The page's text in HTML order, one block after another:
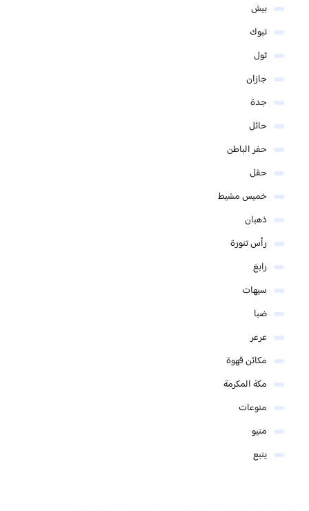
بيش
تبوك
ثول
جازان
جدة
حائل
حفر الباطن
حقل
خميس مشيط
ذهبان
رأس تنورة
رابغ
سيهات
ضبا
عرعر
مكائن قهوة
مكة المكرمة
منوعات
منيو
ينبع